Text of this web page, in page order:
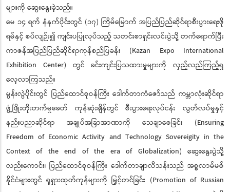
များကို ဆွေးနွေးခဲ့သည်။
မေ ၁၄ ရက် နံနက်ပိုင်းတွင် (၁၇) ကြိမ်မြောက် အပြည်ပြည်ဆိုင်ရာစီးပွားရေးဖို
ရမ်နှင့် စပ်လျဉ်း၍ ကျင်းပပြုလုပ်သည့် သတင်းစာရှင်းလင်းပွဲသို့ တက်ရောက်ပြီး
ကာဇန်အပြည်ပြည်ဆိုင်ရာကုန်စည်ပြခန်း (Kazan Expo International
Exhibition Center) တွင် ခင်းကျင်းပြသထားမှုများကို လှည့်လည်ကြည့်ရှု
လေ့လာကြသည်။
မွန်းလွဲပိုင်းတွင် ပြည်ထောင်စုဝန်ကြီး ဒေါက်တာကံဇော်သည် ကမ္ဘာလုံးဆိုင်ရာ
ဖွံ့ဖြိုးတိုးတက်မှုခေတ် ကုန်ဆုံးချိန်တွင် စီးပွားရေးလုပ်ငန်း လွတ်လပ်မှုနှင့်
နည်းပညာဆိုင်ရာ အချုပ်အခြာအာဏာကို သေချာစေခြင်း (Ensuring
Freedom of Economic Activity and Technology Sovereigity in the
Context of the end of the era of Globalization) ဆွေးနွေးပွဲသို့
လည်းကောင်း၊ ပြည်ထောင်စုဝန်ကြီး ဒေါက်တာချာလီသန်းသည် အစ္စလာမ်မစ်
နိုင်ငံများတွင် ရုရှားထုတ်ကုန်များကို မြှင့်တင်ခြင်း (Promotion of Russian